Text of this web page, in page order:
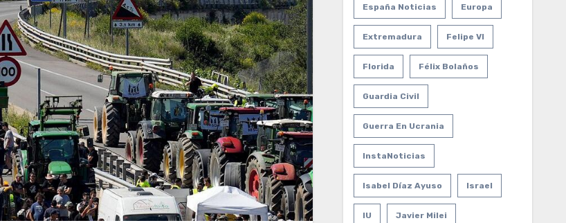
España Noticias Europa
Extremadura Felipe VI
Florida Félix Bolaños
Guardia Civil
Guerra En Ucrania
InstaNoticias
Isabel Díaz Ayuso Israel
IU Javier Milei